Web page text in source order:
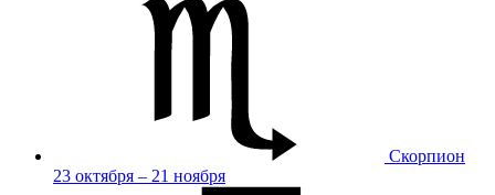
Скорпион
23 октября – 21 ноября